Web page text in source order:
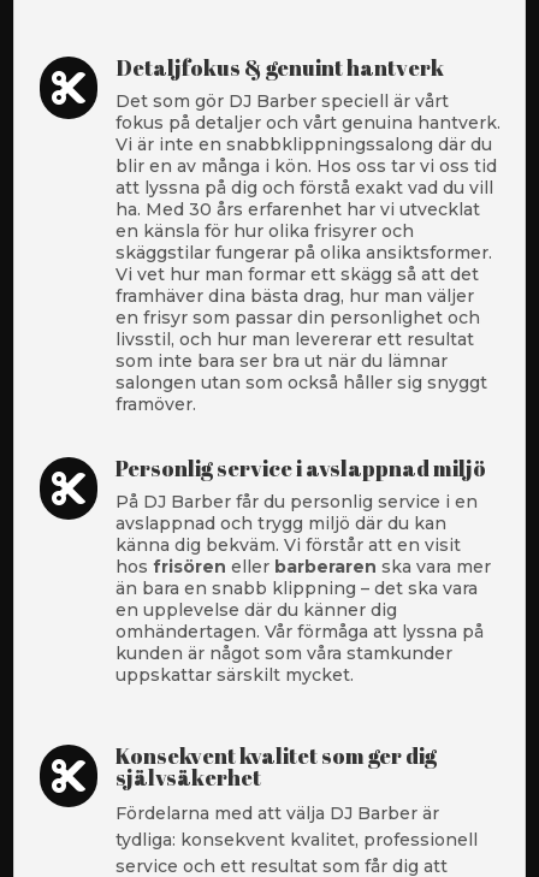

Detaljfokus & genuint hantverk
Det som gör DJ Barber speciell är vårt
fokus på detaljer och vårt genuina hantverk.
Vi är inte en snabbklippningssalong där du
blir en av många i kön. Hos oss tar vi oss tid
att lyssna på dig och förstå exakt vad du vill
ha. Med 30 års erfarenhet har vi utvecklat
en känsla för hur olika frisyrer och
skäggstilar fungerar på olika ansiktsformer.
Vi vet hur man formar ett skägg så att det
framhäver dina bästa drag, hur man väljer
en frisyr som passar din personlighet och
livsstil, och hur man levererar ett resultat
som inte bara ser bra ut när du lämnar
salongen utan som också håller sig snyggt
framöver.

Personlig service i avslappnad miljö
På DJ Barber får du personlig service i en
avslappnad och trygg miljö där du kan
känna dig bekväm. Vi förstår att en visit
hos frisören eller barberaren ska vara mer
än bara en snabb klippning – det ska vara
en upplevelse där du känner dig
omhändertagen. Vår förmåga att lyssna på
kunden är något som våra stamkunder
uppskattar särskilt mycket.

Konsekvent kvalitet som ger dig
självsäkerhet
Fördelarna med att välja DJ Barber är
tydliga: konsekvent kvalitet, professionell
service och ett resultat som får dig att